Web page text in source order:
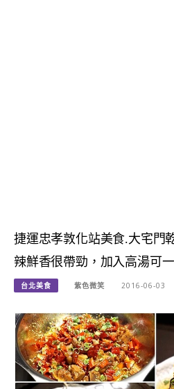
捷運忠孝敦化站美食.大宅門
辣鮮香很帶勁，加入高湯可
台北美食 紫色微笑 2016-06-03